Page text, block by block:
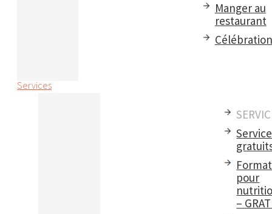
Manger au
restaurant
Services
pour
–